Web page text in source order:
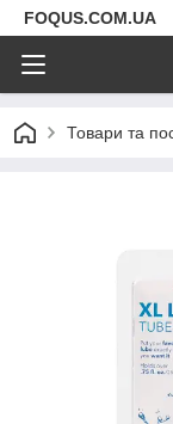
FOQUS.COM.UA
Товари та